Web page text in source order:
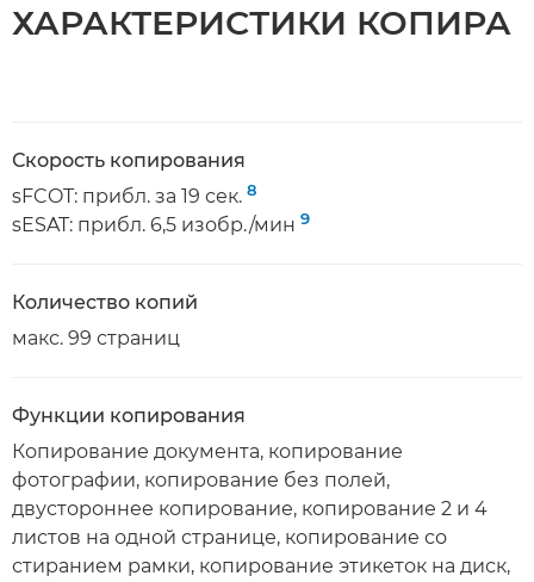
ХАРАКТЕРИСТИКИ КОПИРА
Скорость копирования
sFCOT: прибл. за 19 сек. 8
sESAT: прибл. 6,5 изобр./мин 9
Количество копий
макс. 99 страниц
Функции копирования
Копирование документа, копирование
фотографии, копирование без полей,
двустороннее копирование, копирование 2 и 4
листов на одной странице, копирование со
стиранием рамки, копирование этикеток на диск,